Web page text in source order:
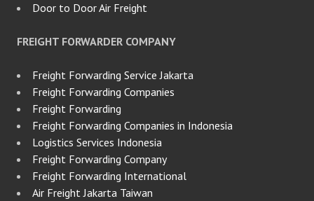
Door to Door Air Freight
FREIGHT FORWARDER COMPANY
Freight Forwarding Service Jakarta
Freight Forwarding Companies
Freight Forwarding
Freight Forwarding Companies in Indonesia
Logistics Services Indonesia
Freight Forwarding Company
Freight Forwarding International
Air Freight Jakarta Taiwan